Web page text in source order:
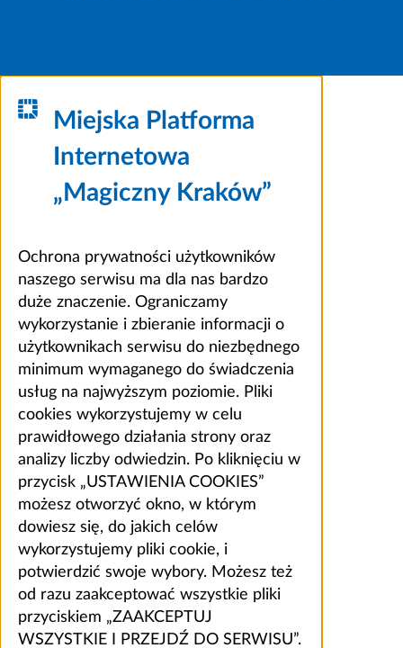
Miejska Platforma
Internetowa
„Magiczny Kraków”
Ochrona prywatności użytkowników
naszego serwisu ma dla nas bardzo
duże znaczenie. Ograniczamy
wykorzystanie i zbieranie informacji o
użytkownikach serwisu do niezbędnego
minimum wymaganego do świadczenia
usług na najwyższym poziomie. Pliki
cookies wykorzystujemy w celu
prawidłowego działania strony oraz
analizy liczby odwiedzin. Po kliknięciu w
przycisk „USTAWIENIA COOKIES”
możesz otworzyć okno, w którym
dowiesz się, do jakich celów
wykorzystujemy pliki cookie, i
potwierdzić swoje wybory. Możesz też
od razu zaakceptować wszystkie pliki
przyciskiem „ZAAKCEPTUJ
WSZYSTKIE I PRZEJDŹ DO SERWISU”.